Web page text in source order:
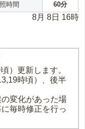
時間 60分
8月 8日 16時
）更新します。
時頃）、後半
変化があった場
毎時修正を行っ